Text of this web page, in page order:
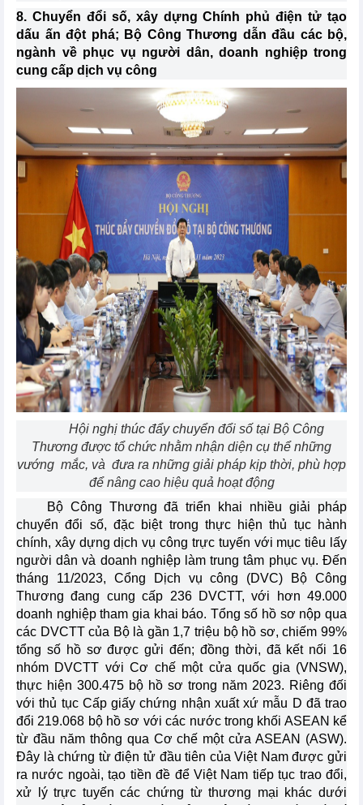
8. Chuyển đổi số, xây dựng Chính phủ điện tử tạo
dấu ấn đột phá; Bộ Công Thương dẫn đầu các bộ,
ngành về phục vụ người dân, doanh nghiệp trong
cung cấp dịch vụ công
Hội nghị thúc đẩy chuyển đổi số tại Bộ Công
Thương được tổ chức nhằm nhận diện cụ thể những
vướng mắc, và đưa ra những giải pháp kịp thời, phù hợp
để nâng cao hiệu quả hoạt động
Bộ Công Thương đã triển khai nhiều giải pháp
chuyển đổi số, đặc biệt trong thực hiện thủ tục hành
chính, xây dựng dịch vụ công trực tuyến với mục tiêu lấy
người dân và doanh nghiệp làm trung tâm phục vụ. Đến
tháng 11/2023, Cổng Dịch vụ công (DVC) Bộ Công
Thương đang cung cấp 236 DVCTT, với hơn 49.000
doanh nghiệp tham gia khai báo. Tổng số hồ sơ nộp qua
các DVCTT của Bộ là gần 1,7 triệu bộ hồ sơ, chiếm 99%
tổng số hồ sơ được gửi đến; đồng thời, đã kết nối 16
nhóm DVCTT với Cơ chế một cửa quốc gia (VNSW),
thực hiện 300.475 bộ hồ sơ trong năm 2023. Riêng đối
với thủ tục Cấp giấy chứng nhận xuất xứ mẫu D đã trao
đổi 219.068 bộ hồ sơ với các nước trong khối ASEAN kể
từ đầu năm thông qua Cơ chế một cửa ASEAN (ASW).
Đây là chứng từ điện tử đầu tiên của Việt Nam được gửi
ra nước ngoài, tạo tiền đề để Việt Nam tiếp tục trao đổi,
xử lý trực tuyến các chứng từ thương mại khác dưới